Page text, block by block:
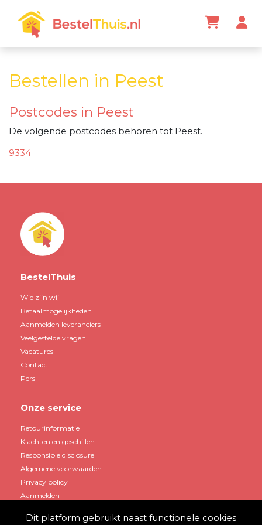
Bestellen in Peest
Postcodes in Peest
De volgende postcodes behoren tot Peest.
9334
BestelThuis
Wie zijn wij
Betaalmogelijkheden
Aanmelden leveranciers
Veelgestelde vragen
Vacatures
Contact
Pers
Onze service
Retourinformatie
Klachten en geschillen
Responsible disclosure
Algemene voorwaarden
Privacy policy
Aanmelden
Dit platform gebruikt naast functionele cookies